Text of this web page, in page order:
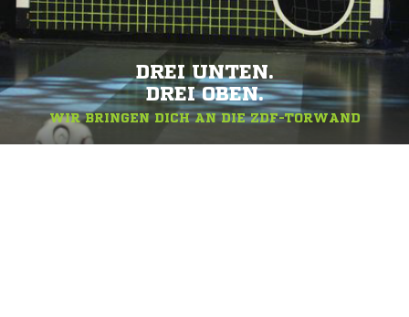
DREI UNTEN.
DREI OBEN.
WIR BRINGEN DICH AN DIE ZDF-TORWAND